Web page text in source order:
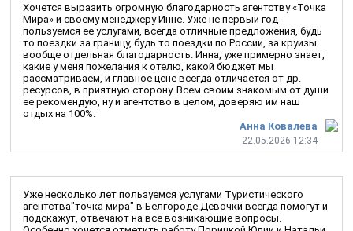
Анна Ковалева
22.05.2026 12:34
Хочется выразить огромную благодарность агентству «Точка
Мира» и своему менеджеру Инне. Уже не первый год
пользуемся ее услугами, всегда отличные предложения, будь
то поездки за границу, будь то поездки по России, за круизы
вообще отдельная благодарность. Инна, уже примерно знает,
какие у меня пожелания к отелю, какой бюджет мы
рассматриваем, и главное цене всегда отличается от др.
ресурсов, в приятную сторону. Всем своим знакомым от души
ее рекомендую, ну и агентство в целом, доверяю им наш
отдых на 100%.
Уже несколько лет пользуемся услугами Туристического
агентства"точка мира" в Белгороде.Девочки всегда помогут и
подскажут, отвечают на все возникающие вопросы.